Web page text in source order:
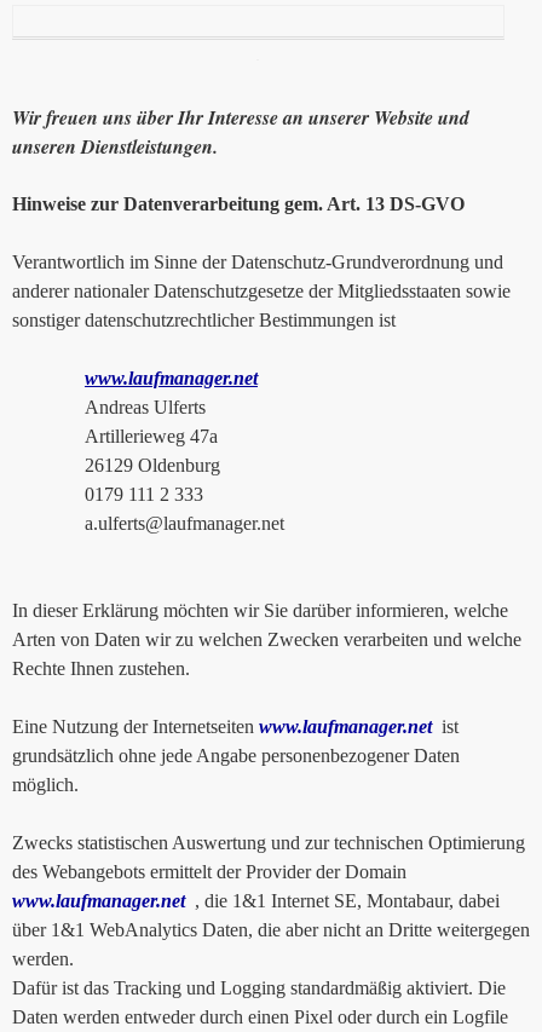
Wir freuen uns über Ihr Interesse an unserer Website und
unseren Dienstleistungen.
Hinweise zur Datenverarbeitung gem. Art. 13 DS-GVO
Verantwortlich im Sinne der Datenschutz-Grundverordnung und
anderer nationaler Datenschutzgesetze der Mitgliedsstaaten sowie
sonstiger datenschutzrechtlicher Bestimmungen ist
www.laufmanager.net
Andreas Ulferts
Artillerieweg 47a
26129 Oldenburg
0179 111 2 333
a.ulferts@laufmanager.net
In dieser Erklärung möchten wir Sie darüber informieren, welche
Arten von Daten wir zu welchen Zwecken verarbeiten und welche
Rechte Ihnen zustehen.
Eine Nutzung der Internetseiten www.laufmanager.netist
grundsätzlich ohne jede Angabe personenbezogener Daten
möglich.
Zwecks statistischen Auswertung und zur technischen Optimierung
des Webangebots ermittelt der Provider der Domain
www.laufmanager.net, die 1&1 Internet SE, Montabaur, dabei
über 1&1 WebAnalytics Daten, die aber nicht an Dritte weitergegen
werden.
Dafür ist das Tracking und Logging standardmäßig aktiviert. Die
Daten werden entweder durch einen Pixel oder durch ein Logfile